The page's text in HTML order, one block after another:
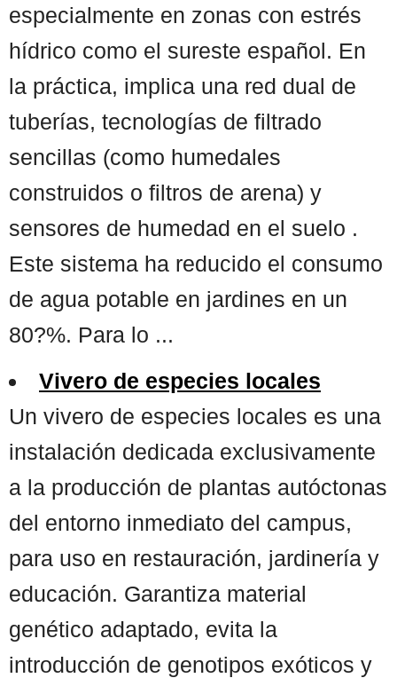
especialmente en zonas con estrés
hídrico como el sureste español. En
la práctica, implica una red dual de
tuberías, tecnologías de filtrado
sencillas (como humedales
construidos o filtros de arena) y
sensores de humedad en el suelo .
Este sistema ha reducido el consumo
de agua potable en jardines en un
80?%. Para lo ...
Vivero de especies locales
Un vivero de especies locales es una
instalación dedicada exclusivamente
a la producción de plantas autóctonas
del entorno inmediato del campus,
para uso en restauración, jardinería y
educación. Garantiza material
genético adaptado, evita la
introducción de genotipos exóticos y